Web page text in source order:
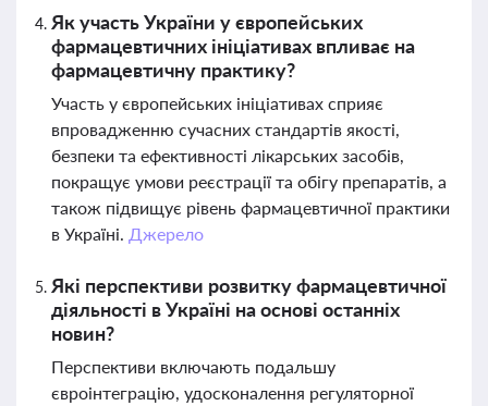
Як участь України у європейських
фармацевтичних ініціативах впливає на
фармацевтичну практику?
Участь у європейських ініціативах сприяє
впровадженню сучасних стандартів якості,
безпеки та ефективності лікарських засобів,
покращує умови реєстрації та обігу препаратів, а
також підвищує рівень фармацевтичної практики
в Україні. Джерело
Які перспективи розвитку фармацевтичної
діяльності в Україні на основі останніх
новин?
Перспективи включають подальшу
євроінтеграцію, удосконалення регуляторної